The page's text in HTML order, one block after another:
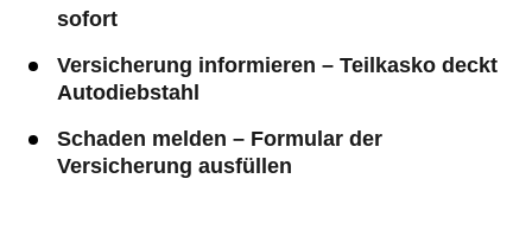
sofort
Versicherung informieren – Teilkasko deckt
Autodiebstahl
Schaden melden – Formular der
Versicherung ausfüllen